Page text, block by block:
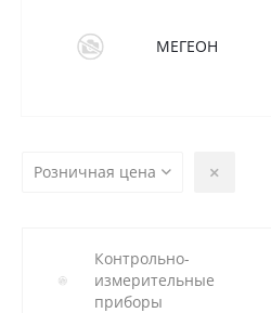
МЕГЕОН
Розничная цена
Контрольно-
измерительные
приборы